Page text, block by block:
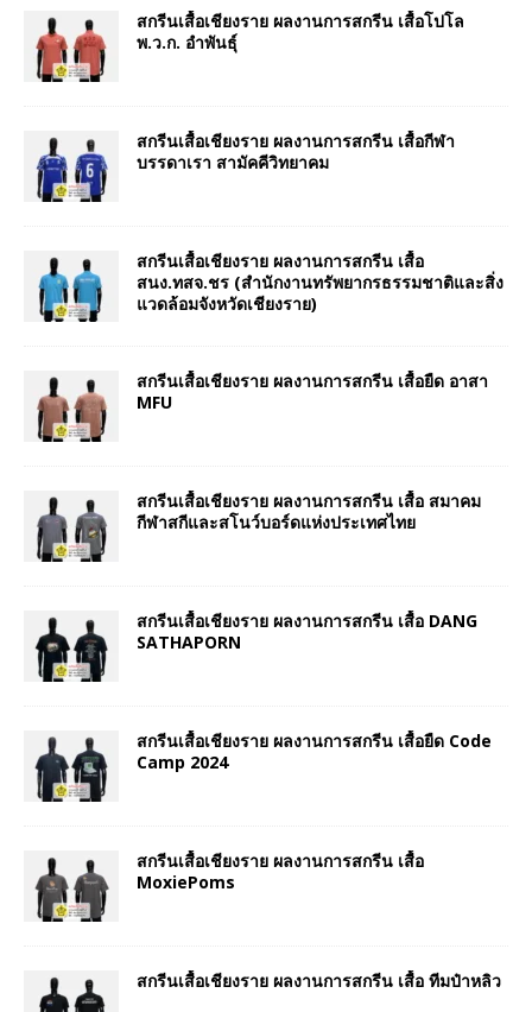
สกรีนเสื้อเชียงราย ผลงานการสกรีน เสื้อโปโล
พ.ว.ก. อำพันธุ์
สกรีนเสื้อเชียงราย ผลงานการสกรีน เสื้อกีฬา
บรรดาเรา สามัคคีวิทยาคม
สกรีนเสื้อเชียงราย ผลงานการสกรีน เสื้อ
สนง.ทสจ.ชร (สำนักงานทรัพยากรธรรมชาติและสิ่ง
แวดล้อมจังหวัดเชียงราย)
สกรีนเสื้อเชียงราย ผลงานการสกรีน เสื้อยืด อาสา
MFU
สกรีนเสื้อเชียงราย ผลงานการสกรีน เสื้อ สมาคม
กีฬาสกีและสโนว์บอร์ดแห่งประเทศไทย
สกรีนเสื้อเชียงราย ผลงานการสกรีน เสื้อ DANG
SATHAPORN
สกรีนเสื้อเชียงราย ผลงานการสกรีน เสื้อยืด Code
Camp 2024
สกรีนเสื้อเชียงราย ผลงานการสกรีน เสื้อ
MoxiePoms
สกรีนเสื้อเชียงราย ผลงานการสกรีน เสื้อ ทีมป๋าหลิว